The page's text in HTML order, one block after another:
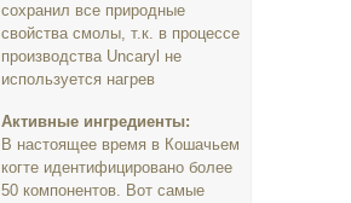
сохранил все природные
свойства смолы, т.к. в процессе
производства Uncaryl не
используется нагрев
Активные ингредиенты:
В настоящее время в Кошачьем
когте идентифицировано более
50 компонентов. Вот самые